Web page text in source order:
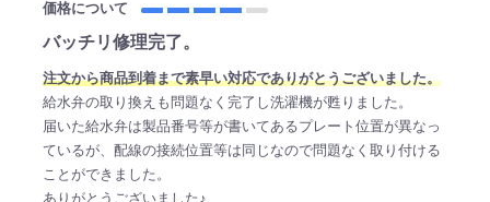
価格について
バッチリ修理完了。
注文から商品到着まで素早い対応でありがとうございました。
給水弁の取り換えも問題なく完了し洗濯機が甦りました。
届いた給水弁は製品番号等が書いてあるプレート位置が異なっ
ているが、配線の接続位置等は同じなので問題なく取り付ける
ことができました。
ありがとうございました♪